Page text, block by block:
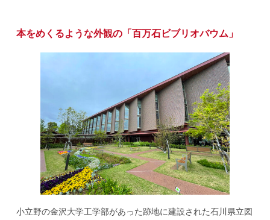
本をめくるような外観の「百万石ビブリオバウム」
小立野の金沢大学工学部があった跡地に建設された石川県立図